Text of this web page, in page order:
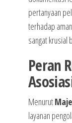
pertanyaan
terhadap
sangat krusial
Peran
Menurut
layanan